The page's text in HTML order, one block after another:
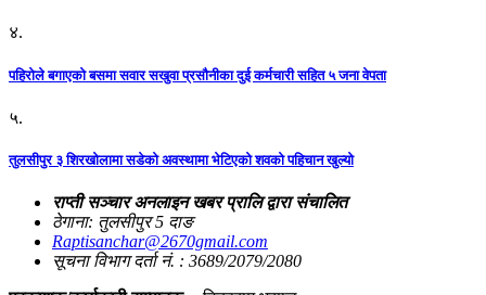
४.
पहिराेले बगाएकाे बसमा सवार सखुवा प्रसाैनीका दुई कर्मचारी सहित ५ जना वेपता
५.
तुलसीपुर ३ शिरखोलामा सडेको अवस्थामा भेटिएको शवको पहिचान खुल्यो
राप्ती सञ्चार अनलाइन खबर प्रालि द्वारा संचालित
ठेगाना: तुलसीपुर 5 दाङ
Raptisanchar@2670gmail.com
सूचना विभाग दर्ता नं. : 3689/2079/2080